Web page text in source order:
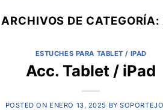
ARCHIVOS DE CATEGORÍA:
ESTUCHES PARA TABLET / IPAD
Acc. Tablet / iPad
POSTED ON ENERO 13, 2025 BY